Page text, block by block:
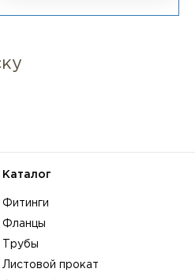
Каталог
Фитинги
Фланцы
Трубы
Листовой прокат